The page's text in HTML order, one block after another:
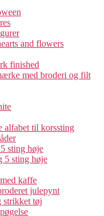
med broderi og filt
5 sting høje
kaffe
strikket tøj